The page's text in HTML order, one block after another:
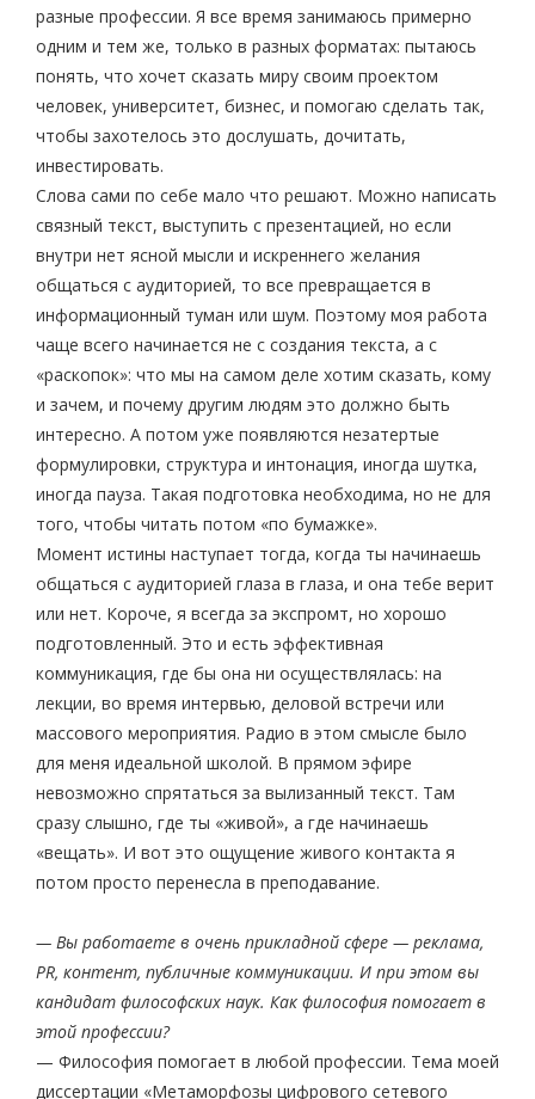
разные профессии. Я все время занимаюсь примерно
одним и тем же, только в разных форматах: пытаюсь
понять, что хочет сказать миру своим проектом
человек, университет, бизнес, и помогаю сделать так,
чтобы захотелось это дослушать, дочитать,
инвестировать.
Слова сами по себе мало что решают. Можно написать
связный текст, выступить с презентацией, но если
внутри нет ясной мысли и искреннего желания
общаться с аудиторией, то все превращается в
информационный туман или шум. Поэтому моя работа
чаще всего начинается не с создания текста, а с
«раскопок»: что мы на самом деле хотим сказать, кому
и зачем, и почему другим людям это должно быть
интересно. А потом уже появляются незатертые
формулировки, структура и интонация, иногда шутка,
иногда пауза. Такая подготовка необходима, но не для
того, чтобы читать потом «по бумажке».
Момент истины наступает тогда, когда ты начинаешь
общаться с аудиторией глаза в глаза, и она тебе верит
или нет. Короче, я всегда за экспромт, но хорошо
подготовленный. Это и есть эффективная
коммуникация, где бы она ни осуществлялась: на
лекции, во время интервью, деловой встречи или
массового мероприятия. Радио в этом смысле было
для меня идеальной школой. В прямом эфире
невозможно спрятаться за вылизанный текст. Там
сразу слышно, где ты «живой», а где начинаешь
«вещать». И вот это ощущение живого контакта я
потом просто перенесла в преподавание.
— Вы работаете в очень прикладной сфере — реклама,
PR, контент, публичные коммуникации. И при этом вы
кандидат философских наук. Как философия помогает в
этой профессии?
— Философия помогает в любой профессии. Тема моей
диссертации «Метаморфозы цифрового сетевого